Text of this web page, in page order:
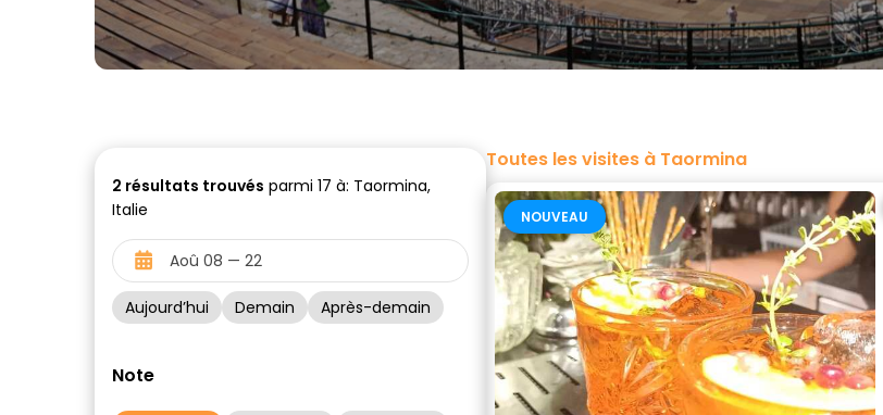
2 résultats trouvés parmi 17 à: Taormina,
Italie
Aujourd’hui Demain Après-demain
Note
Toutes les visites à Taormina
NOUVEAU